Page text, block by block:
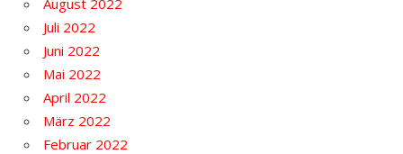
Juli 2022
Juni 2022
Mai 2022
April 2022
März 2022
Februar 2022